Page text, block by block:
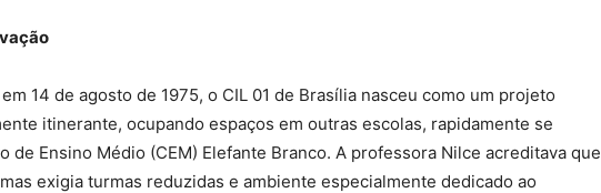
14 de agosto de 1975, o CIL 01 de Brasília nasceu como um projeto
itinerante, ocupando espaços em outras escolas, rapidamente se
de Ensino Médio (CEM) Elefante Branco. A professora Nilce acreditava que
exigia turmas reduzidas e ambiente especialmente dedicado ao